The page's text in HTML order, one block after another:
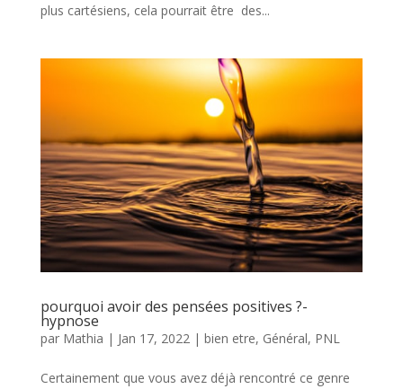
plus cartésiens, cela pourrait être des...
pourquoi avoir des pensées positives ?-
hypnose
par Mathia | Jan 17, 2022| bien etre, Général, PNL
Certainement que vous avez déjà rencontré ce genre